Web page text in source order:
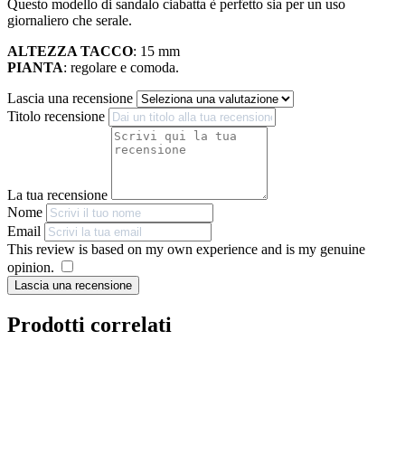
Questo modello di sandalo ciabatta è perfetto sia per un uso
giornaliero che serale.
ALTEZZA TACCO: 15 mm
PIANTA: regolare e comoda.
Lascia una recensione
Titolo recensione
La tua recensione
Nome
Email
This review is based on my own experience and is my genuine
opinion.
Lascia una recensione
Prodotti correlati